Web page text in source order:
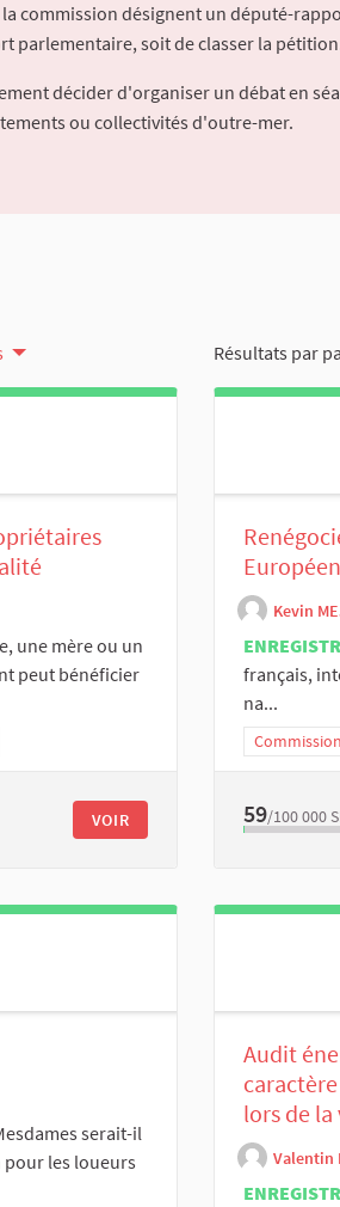
commission désignent un député-
parlementaire, soit de classer la
décider d'organiser un débat en
ou collectivités d'outre-mer.
Résultats par
une mère ou un
peut bénéficier
VOIR
Kevin
français,
na...
59/100 000
serait-il
les loueurs
Audit
lors de
Valentin